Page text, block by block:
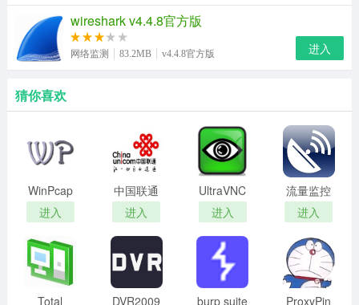
wireshark v4.4.8官方版
网络监测 83.2MB v4.4.8官方版 进入
猜你喜欢
WinPcap
官方版
进入
中国联通
宽带测速
软件
进入
UltraVNC
最新版
进入
流量监控
软件(IP雷
达)
进入
Total DVR2009 burp suite ProxyPin